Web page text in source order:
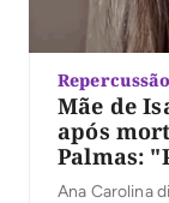
Mãe de
após
Palmas:
Ana Carolina